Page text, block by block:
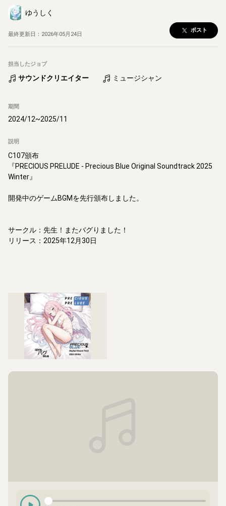
ゆうしく
最終更新日： 2026年05月24日
ポスト
担当したジョブ
サウンドクリエイター ミュージシャン
期間
2024/12~2025/11
説明
C107頒布
『PRECIOUS PRELUDE - Precious Blue Original Soundtrack 2025
Winter』
開発中のゲームBGMを先行頒布しました。
サークル：先生！またバグりました！
リリース：2025年12月30日